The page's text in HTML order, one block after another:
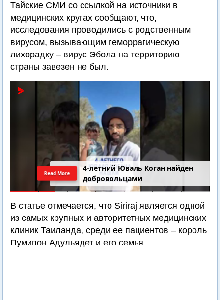
Тайские СМИ со ссылкой на источники в
медицинских кругах сообщают, что,
исследования проводились с родственным
вирусом, вызывающим геморрагическую
лихорадку – вирус Эбола на территорию
страны завезен не был.
4-летний Юваль Коган найден
добровольцами
Read More
В статье отмечается, что Siriraj является одной
из самых крупных и авторитетных медицинских
клиник Таиланда, среди ее пациентов – король
Пумипон Адульядет и его семья.